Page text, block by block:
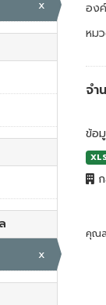
x
x
อง
หม
จำ
ข้อ
ก
คุณส